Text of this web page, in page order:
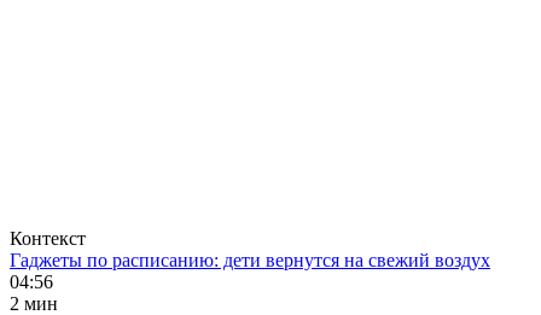
Контекст
Гаджеты по расписанию: дети вернутся на свежий воздух
04:56
2 мин